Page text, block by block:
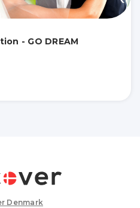
- GO DREAM
Denmark